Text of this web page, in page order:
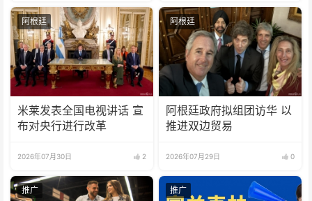
阿根廷
米莱发表全国电视讲话 宣
布对央行进行改革
2026年07月30日 2
阿根廷
阿根廷政府拟组团访华 以
推进双边贸易
2026年07月29日 0
推广 推广